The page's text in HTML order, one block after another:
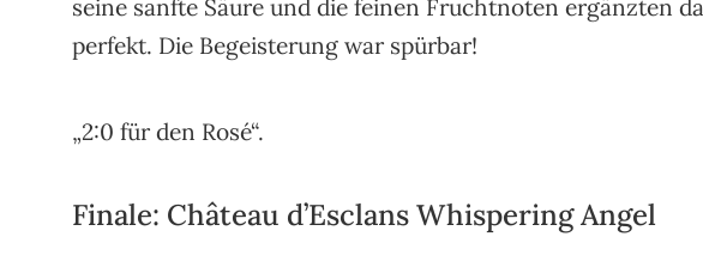
seine sanfte Säure und die feinen Fruchtnoten ergänzten
perfekt. Die Begeisterung war spürbar!
„2:0 für den Rosé“.
Finale: Château d’Esclans Whispering Angel